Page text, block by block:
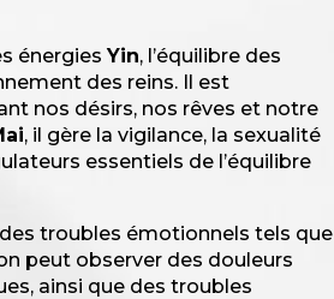
énergiesYin, l’équilibre des
des reins. Il est
nos désirs, nos rêves et notre
, il gère la vigilance, la sexualité
essentiels de l’équilibre
troubles émotionnels tels que
peut observer des douleurs
ainsi que des troubles